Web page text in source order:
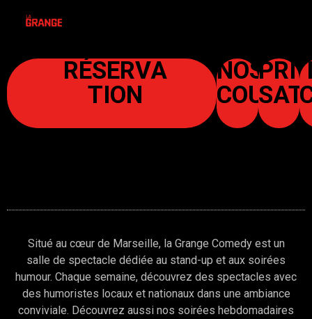
RÉSERVA
TION
NOS
COURS
S
Situé au cœur de Marseille, la Grange Comedy est un
salle de spectacle dédiée au stand-up et aux soirées
humour. Chaque semaine, découvrez des spectacles avec
des humoristes locaux et nationaux dans une ambiance
conviviale. Découvrez aussi nos soirées hebdomadaires